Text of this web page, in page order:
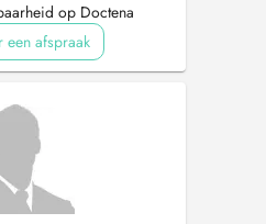
op Doctena
een afspraak